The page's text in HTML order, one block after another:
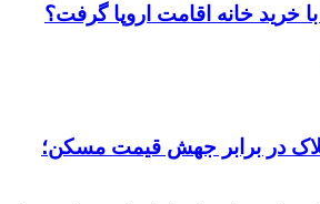
خرید خانه اقامت اروپا گرفت؟
در برابر جهش قیمت مسکن؛